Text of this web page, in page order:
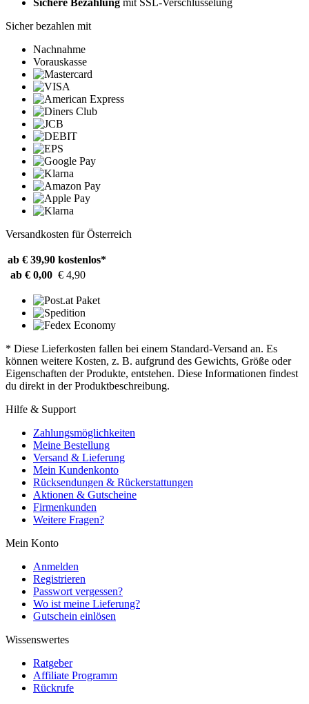
Sicher bezahlen mit
Nachnahme
Vorauskasse
Versandkosten für Österreich
ab € 39,90 kostenlos*
ab € 0,00 € 4,90
* Diese Lieferkosten fallen bei einem Standard-Versand an. Es
können weitere Kosten, z. B. aufgrund des Gewichts, Größe oder
Eigenschaften der Produkte, entstehen. Diese Informationen findest
du direkt in der Produktbeschreibung.
Hilfe & Support
Zahlungsmöglichkeiten
Meine Bestellung
Versand & Lieferung
Mein Kundenkonto
Rücksendungen & Rückerstattungen
Aktionen & Gutscheine
Firmenkunden
Weitere Fragen?
Mein Konto
Anmelden
Registrieren
Passwort vergessen?
Wo ist meine Lieferung?
Gutschein einlösen
Wissenswertes
Ratgeber
Affiliate Programm
Rückrufe